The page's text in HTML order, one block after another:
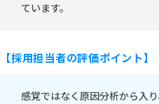
ています。
【採用担当者の評価ポイント】
感覚ではなく原因分析から入